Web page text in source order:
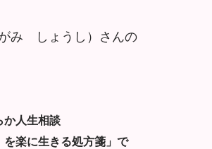
み しょうし）さんの
か人生相談
を楽に生きる処方箋」で